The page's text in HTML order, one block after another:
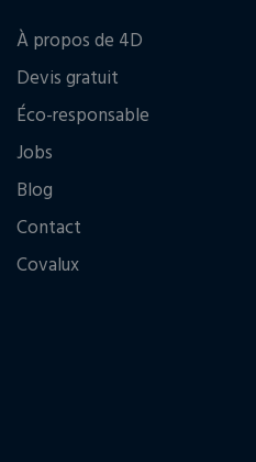
À propos de 4D
Devis gratuit
Éco-responsable
Jobs
Blog
Contact
Covalux